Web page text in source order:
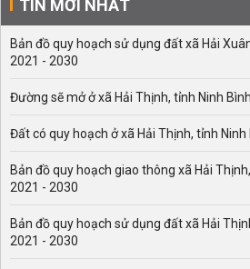
TIN MỚI NHẤT
Bản đồ quy hoạch sử dụng đất xã Hải
2021 - 2030
Đường sẽ mở ở xã Hải Thịnh, tỉnh Ninh Bình
Đất có quy hoạch ở xã Hải Thịnh, tỉnh Ninh
Bản đồ quy hoạch giao thông xã Hải
2021 - 2030
Bản đồ quy hoạch sử dụng đất xã Hải
2021 - 2030